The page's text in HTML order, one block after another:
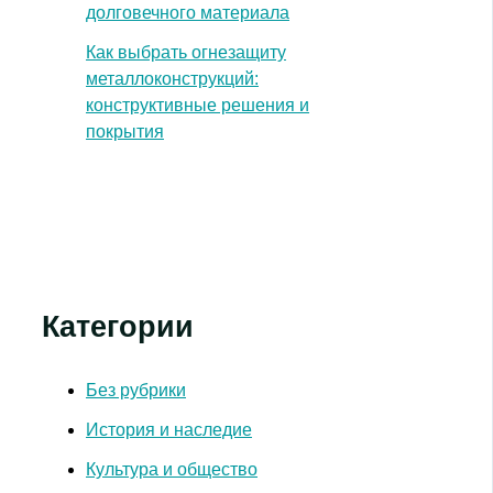
долговечного материала
Как выбрать огнезащиту
металлоконструкций:
конструктивные решения и
покрытия
Категории
Без рубрики
История и наследие
Культура и общество